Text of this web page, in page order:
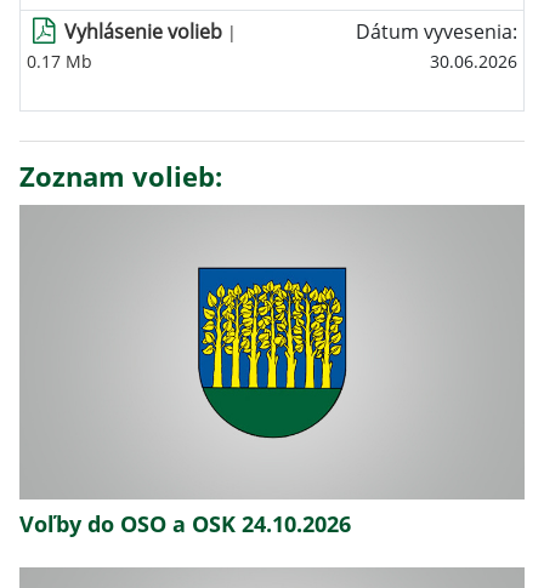
Vyhlásenie volieb |
0.17 Mb
Dátum vyvesenia:
30.06.2026
Zoznam volieb:
Voľby do OSO a OSK 24.10.2026